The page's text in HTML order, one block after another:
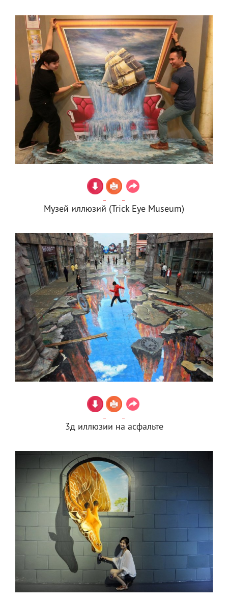
Музей иллюзий (Trick Eye Museum)
3д иллюзии на асфальте